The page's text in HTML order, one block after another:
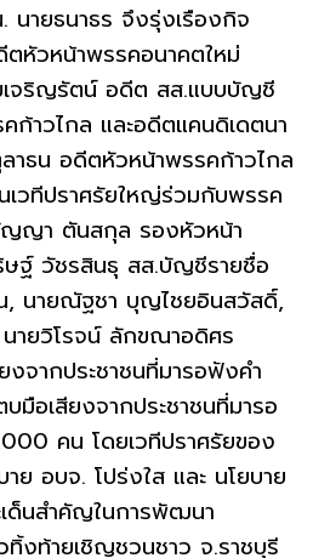
นายธนาธร จึงรุ่งเรืองกิจ
หัวหน้าพรรคอนาคตใหม่
จริญรัตน์ อดีต สส.แบบบัญชี
ก้าวไกล และอดีตแคนดิเดตนา
าธน อดีตหัวหน้าพรรคก้าวไกล
เวทีปราศรัยใหญ่ร่วมกับพรรค
ญญา ตันสกุล รองหัวหน้า
ษฐ์ วัชรสินธุ สส.บัญชีรายชื่อ
, นายณัฐชา บุญไชยอินสวัสดิ์,
ายวิโรจน์ ลักขณาอดิศร
งจากประชาชนที่มารอฟังคำ
มือเสียงจากประชาชนที่มารอ
คน โดยเวทีปราศรัยของ
ย อบจ. โปร่งใส และ นโยบาย
ด็นสำคัญในการพัฒนา
งท้ายเชิญชวนชาว จ.ราชบุรี